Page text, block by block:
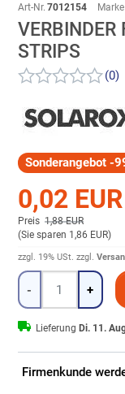
Art-Nr. 7012154 Marke
VERBINDER
STRIPS
(0)
Sonderangebot -
0,02 EUR
Preis 1,88 EUR
(Sie sparen 1,86 EUR)
zzgl. 19% USt. zzgl.
Menge
- +
Lieferung Di. 11.
Firmenkunde